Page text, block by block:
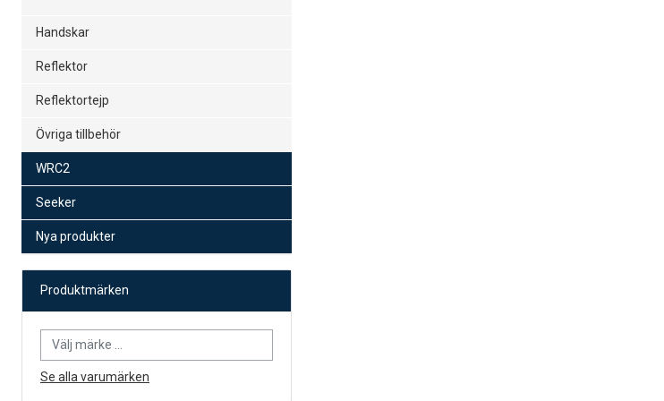
Handskar
Reflektor
Reflektortejp
Övriga tillbehör
WRC2
Seeker
Nya produkter
Produktmärken
Se alla varumärken